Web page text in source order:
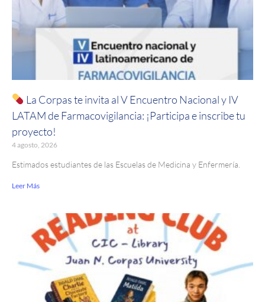
La Corpas te invita al V Encuentro Nacional y IV
LATAM de Farmacovigilancia: ¡Participa e inscribe tu
proyecto!
4 agosto, 2026
Estimados estudiantes de las Escuelas de Medicina y Enfermería.
Leer Más